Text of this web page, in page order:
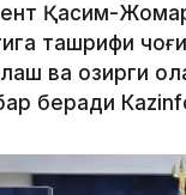
Қасим-
ташрифи
ва ҳозирги
беради